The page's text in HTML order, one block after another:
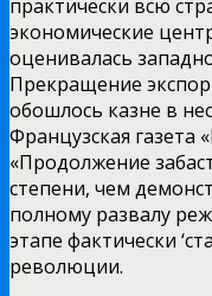
практически всю
экономические
оценивалась
Прекращение
обошлось казне в
Французская газета
«Продолжение
степени, чем
полному развалу
этапе фактически
революции.